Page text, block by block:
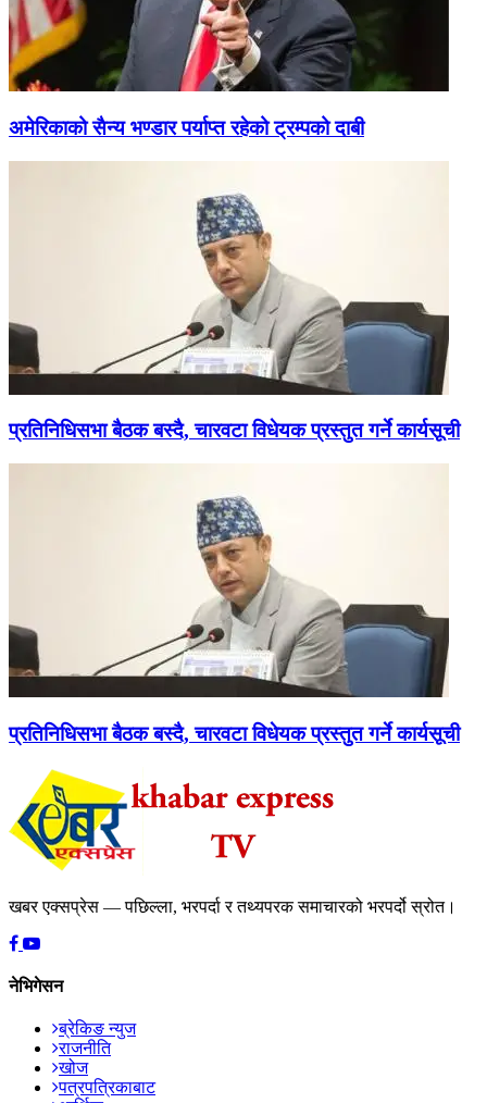
अमेरिकाको सैन्य भण्डार पर्याप्त रहेको ट्रम्पको दाबी
प्रतिनिधिसभा बैठक बस्दै, चारवटा विधेयक प्रस्तुत गर्ने कार्यसूची
प्रतिनिधिसभा बैठक बस्दै, चारवटा विधेयक प्रस्तुत गर्ने कार्यसूची
खबर एक्सप्रेस — पछिल्ला, भरपर्दा र तथ्यपरक समाचारको भरपर्दो स्रोत।
नेभिगेसन
ब्रेकिङ न्युज
राजनीति
खोज
पत्रपत्रिकाबाट